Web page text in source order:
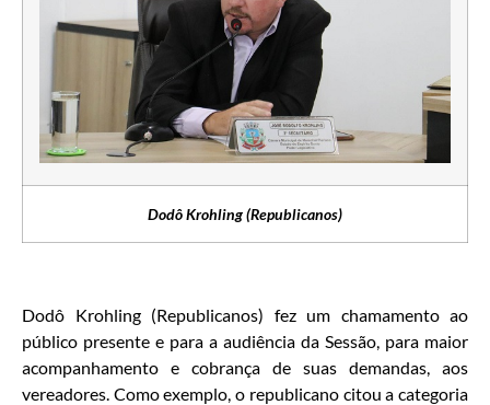
Dodô Krohling (Republicanos)
Dodô Krohling (Republicanos) fez um chamamento ao
público presente e para a audiência da Sessão, para maior
acompanhamento e cobrança de suas demandas, aos
vereadores. Como exemplo, o republicano citou a categoria